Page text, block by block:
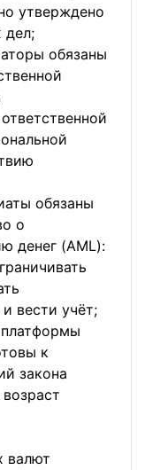
утверждено
дел;
обязаны
обязаны
о
денег (AML):
вести учёт;
к
закона
валют